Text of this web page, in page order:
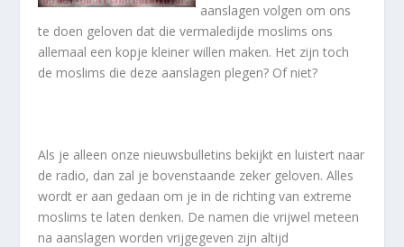
aanslagen volgen om ons
te doen geloven dat die vermaledijde moslims ons
allemaal een kopje kleiner willen maken. Het zijn toch
de moslims die deze aanslagen plegen? Of niet?
Als je alleen onze nieuwsbulletins bekijkt en luistert naar
de radio, dan zal je bovenstaande zeker geloven. Alles
wordt er aan gedaan om je in de richting van extreme
moslims te laten denken. De namen die vrijwel meteen
na aanslagen worden vrijgegeven zijn altijd